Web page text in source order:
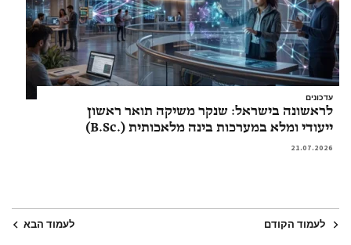
עדכונים
לראשונה בישראל: שנקר משיקה תואר ראשון
ייעודי ומלא במערכות בינה מלאכותית (.B.Sc)
21.07.2026
לעמוד הקודם לעמוד הבא